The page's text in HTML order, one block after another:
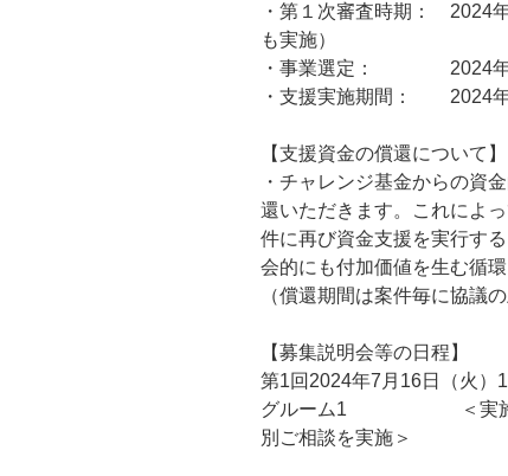
・第１次審査時期： 2024
も実施）
・事業選定： 2024年
・支援実施期間： 2024
【支援資金の償還について】
・チャレンジ基金からの資
還いただきます。これによ
件に再び資金支援を実行す
会的にも付加価値を生む循
（償還期間は案件毎に協議
【募集説明会等の日程】
第1回2024年7月16日（火
グルーム1 ＜実施内容
別ご相談を実施＞